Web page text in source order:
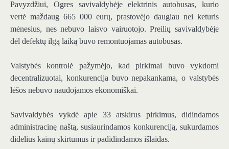
Pavyzdžiui, Ogres savivaldybėje elektrinis autobusas, kurio
vertė maždaug 665 000 eurų, prastovėjo daugiau nei keturis
mėnesius, nes nebuvo laisvo vairuotojo. Preilių savivaldybėje
dėl defektų ilgą laiką buvo remontuojamas autobusas.
Valstybės kontrolė pažymėjo, kad pirkimai buvo vykdomi
decentralizuotai, konkurencija buvo nepakankama, o valstybės
lėšos nebuvo naudojamos ekonomiškai.
Savivaldybės vykdė apie 33 atskirus pirkimus, didindamos
administracinę naštą, susiaurindamos konkurenciją, sukurdamos
didelius kainų skirtumus ir padidindamos išlaidas.